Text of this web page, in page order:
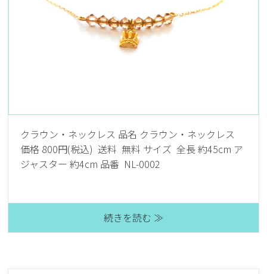
クラウン・ネックレス 品名 クラウン・ネックレス
価格 800円(税込) 送料 無料 サイズ 全長 約45cm ア
ジャスター 約4cm 品番 NL-0002
続きを読む ≫